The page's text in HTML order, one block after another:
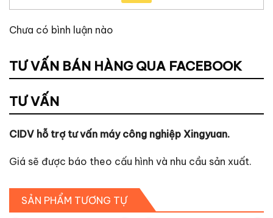
Chưa có bình luận nào
TƯ VẤN BÁN HÀNG QUA FACEBOOK
TƯ VẤN
CIDV hỗ trợ tư vấn máy công nghiệp Xingyuan.
Giá sẽ được báo theo cấu hình và nhu cầu sản xuất.
SẢN PHẨM TƯƠNG TỰ